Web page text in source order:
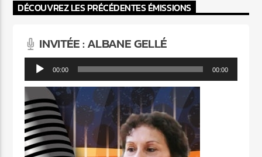
DÉCOUVREZ LES PRÉCÉDENTES ÉMISSIONS
INVITÉE : ALBANE GELLÉ
Lecteur
audio
00:00 00:00